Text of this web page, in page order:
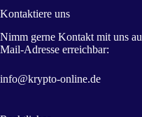
Kontaktiere uns
Nimm gerne Kontakt mit uns
Mail-Adresse erreichbar:
info@krypto-online.de